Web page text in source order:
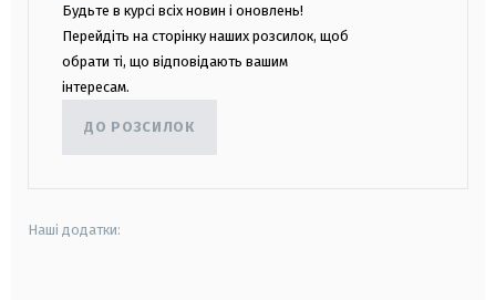
Будьте в курсі всіх новин і оновлень!
Перейдіть на сторінку наших розсилок, щоб
обрати ті, що відповідають вашим
інтересам.
ДО РОЗСИЛОК
Наші додатки: